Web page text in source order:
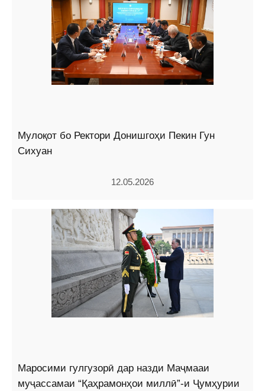
Мулоқот бо Ректори Донишгоҳи Пекин Гун
Сихуан
12.05.2026
Маросими гулгузорӣ дар назди Маҷмааи
муҷассамаи “Қаҳрамонҳои миллӣ”-и Ҷумҳурии